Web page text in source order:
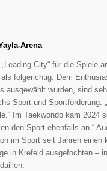
Arena
City“ für die Spiele
folgerichtig. Dem
ausgewählt wurden, sind
Sport und Sportförderung.
Im Taekwondo kam 2024
den Sport ebenfalls an.“
im Sport seit Jahren einen
in Krefeld ausgefochten –